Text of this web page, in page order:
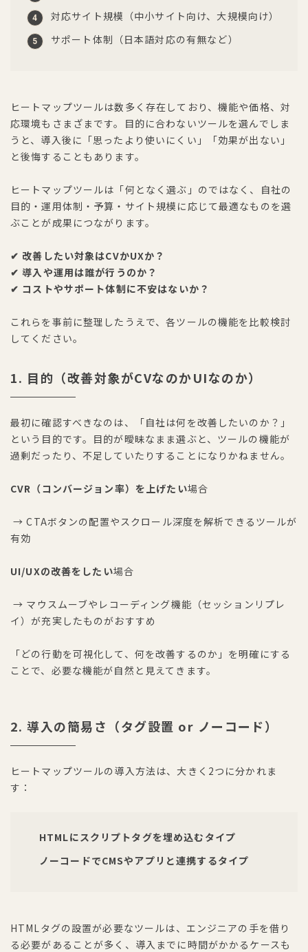
対応サイト規模（中小サイト向け、大規模向け）
サポート体制（日本語対応の有無など）
ヒートマップツールは数多く存在しており、機能や価格、対
応環境もさまざまです。目的に合わないツールを選んでしま
うと、導入後に「思ったより使いにくい」「効果が出ない」
と後悔することもあります。
ヒートマップツールは「何となく選ぶ」のではなく、自社の
目的・運用体制・予算・サイト規模に応じて最適なものを選
ぶことが成果につながります。
✔ 改善したい対象はCVかUXか？
✔ 導入や運用は誰が行うのか？
✔ コストやサポート体制に不安はないか？
これらを事前に整理したうえで、各ツールの機能を比較検討
してください。
1. 目的（改善対象がCVなのかUIなのか）
最初に確認すべきなのは、「自社は何を改善したいのか？」
という目的です。目的が曖昧なまま選ぶと、ツールの機能が
過剰だったり、不足していたりすることになりかねません。
CVR（コンバージョン率）を上げたい場合
→ CTAボタンの配置やスクロール深度を解析できるツールが
有効
UI/UXの改善をしたい場合
→ マウスムーブやレコーディング機能（セッションリプレ
イ）が充実したものがおすすめ
「どの行動を可視化して、何を改善するのか」を明確にする
ことで、必要な機能が自然と見えてきます。
2. 導入の簡易さ（タグ設置 or ノーコード）
ヒートマップツールの導入方法は、大きく2つに分かれま
す：
HTMLにスクリプトタグを埋め込むタイプ
ノーコードでCMSやアプリと連携するタイプ
HTMLタグの設置が必要なツールは、エンジニアの手を借り
る必要があることが多く、導入までに時間がかかるケースも